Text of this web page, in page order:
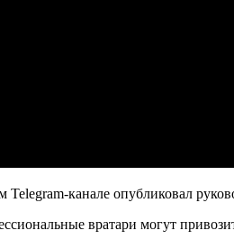
канале опубликовал
вратари могут